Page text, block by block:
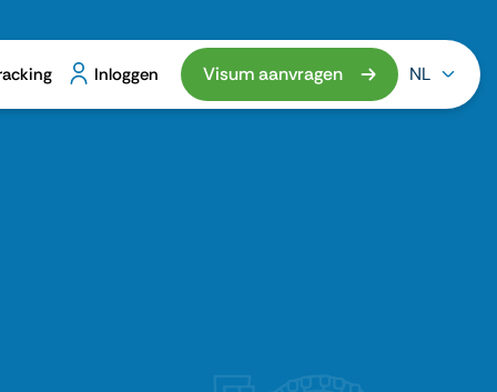
Inloggen Visum aanvragen NL